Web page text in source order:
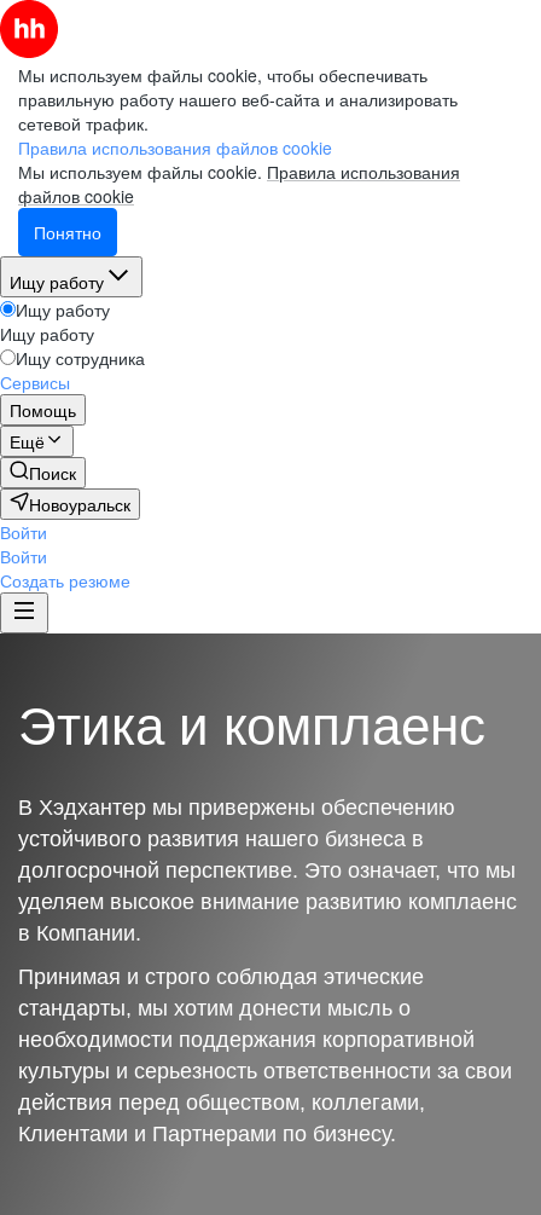
Мы используем файлы cookie, чтобы обеспечивать
правильную работу нашего веб-сайта и анализировать
сетевой трафик.
Правила использования файлов cookie
Мы используем файлы cookie. Правила использования
файлов cookie
Понятно
Ищу работу
Ищу работу
Ищу работу
Ищу сотрудника
Сервисы
Помощь
Ещё
Поиск
Новоуральск
Войти
Войти
Создать резюме
Этика и комплаенс
В Хэдхантер мы привержены обеспечению
устойчивого развития нашего бизнеса в
долгосрочной перспективе. Это означает, что мы
уделяем высокое внимание развитию комплаенс
в Компании.
Принимая и строго соблюдая этические
стандарты, мы хотим донести мысль о
необходимости поддержания корпоративной
культуры и серьезность ответственности за свои
действия перед обществом, коллегами,
Клиентами и Партнерами по бизнесу.